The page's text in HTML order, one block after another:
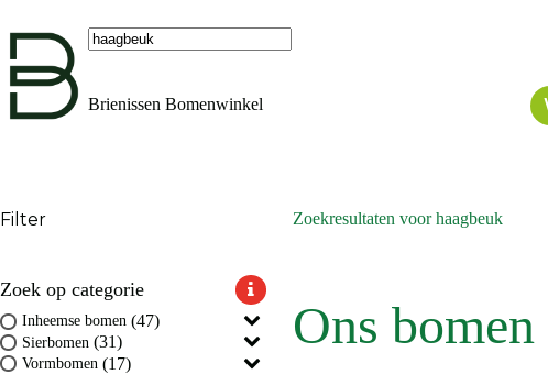
naar
inhoud
Brienissen Bomenwinkel
Zoekresultaten voor haagbeuk
Ons bomen
Filter
Zoek op categorie
Inheemse bomen (47)
Sierbomen (31)
Vormbomen (17)